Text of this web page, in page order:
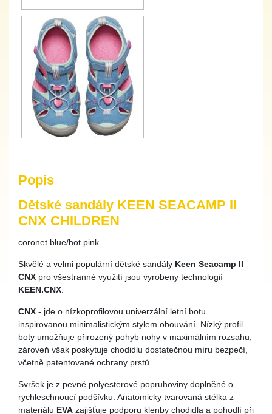
Popis
Dětské sandály KEEN SEACAMP II
CNX CHILDREN
coronet blue/hot pink
Skvělé a velmi populární dětské sandály Keen Seacamp II
CNX pro všestranné využití jsou vyrobeny technologií
KEEN.CNX
CNX - jde o nízkoprofilovou univerzální letní botu
inspirovanou minimalistickým stylem obouvání. Nízký profil
boty umožňuje přirozený pohyb nohy v maximálním rozsahu,
zároveň však poskytuje chodidlu dostatečnou míru bezpečí,
včetně patentované ochrany prstů.
Svršek je z pevné polyesterové popruhoviny doplněné o
rychleschnoucí podšívku. Anatomicky tvarovaná stélka z
materiálu EVA zajišťuje podporu klenby chodidla a pohodlí při